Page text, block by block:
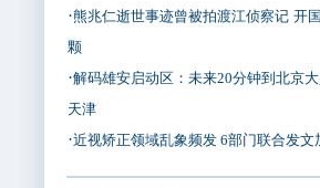
·熊兆仁逝世事迹曾被拍渡江侦察记 开
颗
·解码雄安启动区：未来20分钟到北京
天津
·近视矫正领域乱象频发 6部门联合发文